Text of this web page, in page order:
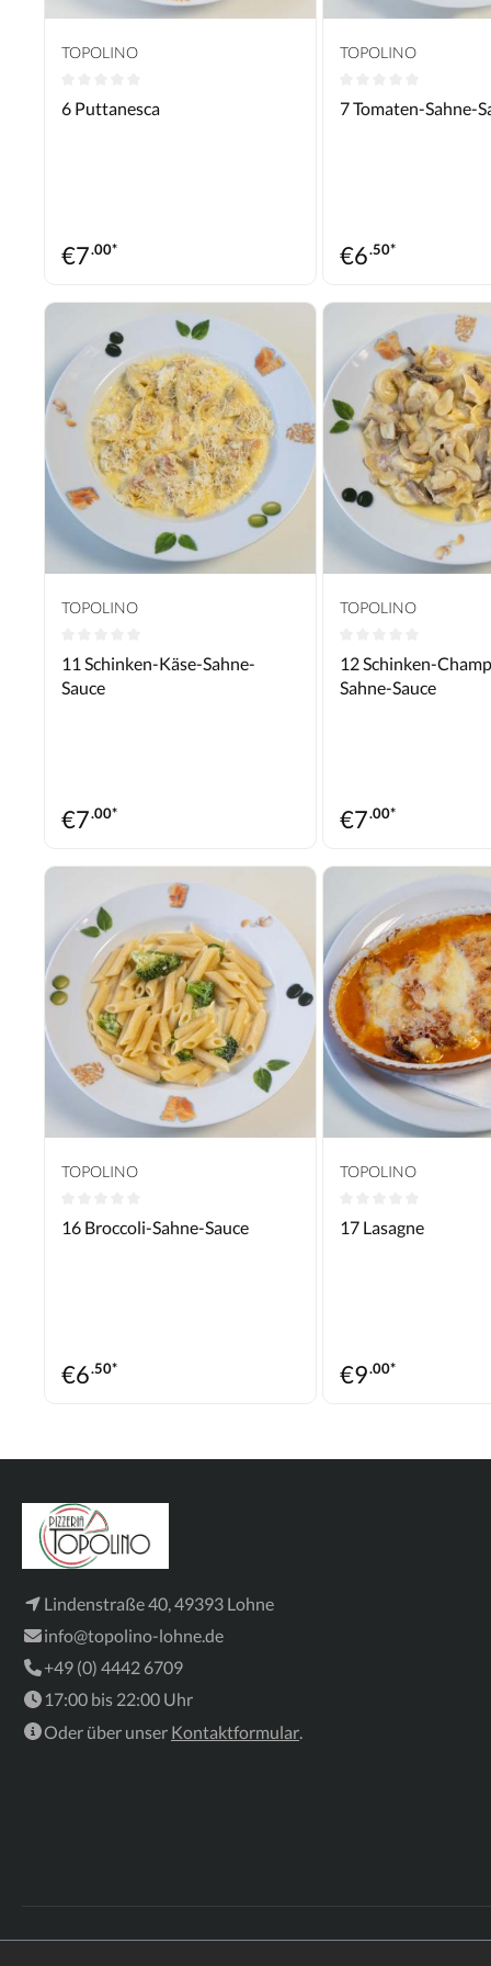
TOPOLINO
Durchschnittliche Bewertung von 0 von 5 Sternen
6 Puttanesca
€7.00*
TOPOLINO
Durchschnittliche
7 Tomaten-Sahne-
€6.50*
TOPOLINO
Durchschnittliche Bewertung von 0 von 5 Sternen
11 Schinken-Käse-Sahne-
Sauce
€7.00*
TOPOLINO
Durchschnittliche
12 Schinken-
Sahne-Sauce
€7.00*
TOPOLINO
Durchschnittliche Bewertung von 0 von 5 Sternen
16 Broccoli-Sahne-Sauce
€6.50*
TOPOLINO
Durchschnittliche
17 Lasagne
€9.00*
Lindenstraße 40, 49393 Lohne
info@topolino-lohne.de
+49 (0) 4442 6709
17:00 bis 22:00 Uhr
Oder über unser Kontaktformular
AGB Datenschutz Impressum